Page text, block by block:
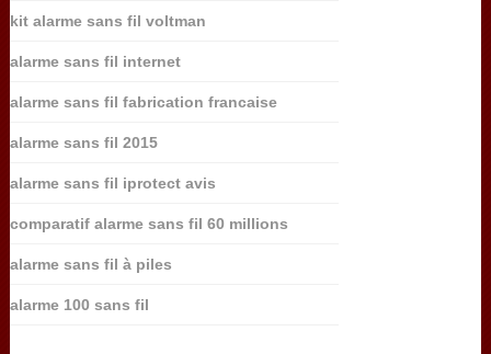
kit alarme sans fil voltman
alarme sans fil internet
alarme sans fil fabrication francaise
alarme sans fil 2015
alarme sans fil iprotect avis
comparatif alarme sans fil 60 millions
alarme sans fil à piles
alarme 100 sans fil